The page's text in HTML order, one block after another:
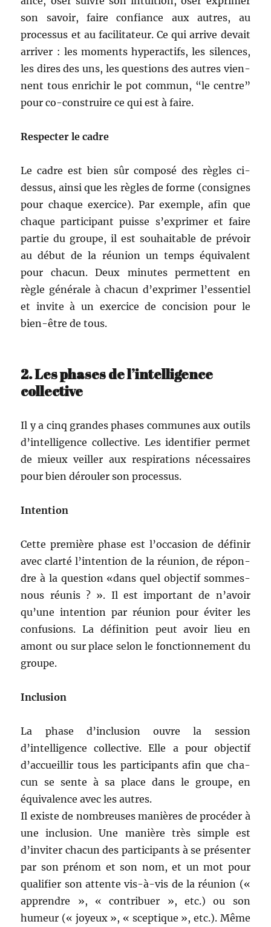
son savoir, faire con­fi­ance aux autres, au
proces­sus et au facil­i­ta­teur. Ce qui arrive devait
arriv­er : les moments hyper­ac­t­ifs, les silences,
les dires des uns, les ques­tions des autres vien­
nent tous enrichir le pot com­mun, “le cen­tre”
pour co-con­stru­ire ce qui est à faire.
Respecter le cadre
Le cadre est bien sûr com­posé des règles ci-
dessus, ain­si que les règles de forme (con­signes
pour chaque exer­ci­ce). Par exem­ple, afin que
chaque par­tic­i­pant puisse s’exprimer et faire
par­tie du groupe, il est souhaitable de prévoir
au début de la réu­nion un temps équiv­a­lent
pour cha­cun. Deux min­utes per­me­t­tent en
règle générale à cha­cun d’exprimer l’essentiel
et invite à un exer­ci­ce de con­ci­sion pour le
bien-être de tous.
2. Les phases de l’intelligence
collective
Il y a cinq grandes phas­es com­munes aux out­ils
d’intelligence col­lec­tive. Les iden­ti­fi­er per­met
de mieux veiller aux res­pi­ra­tions néces­saires
pour bien dérouler son processus.
Inten­tion
Cette pre­mière phase est l’occasion de définir
avec clarté l’intention de la réu­nion, de répon­
dre à la ques­tion «dans quel objec­tif sommes-
nous réu­nis ? ». Il est impor­tant de n’avoir
qu’une inten­tion par réu­nion pour éviter les
con­fu­sions. La déf­i­ni­tion peut avoir lieu en
amont ou sur place selon le fonc­tion­nement du
groupe.
Inclu­sion
La phase d’inclusion ouvre la ses­sion
d’intelligence col­lec­tive. Elle a pour objec­tif
d’accueillir tous les par­tic­i­pants afin que cha­
cun se sente à sa place dans le groupe, en
équiv­a­lence avec les autres.
Il existe de nom­breuses manières de procéder à
une inclu­sion. Une manière très sim­ple est
d’inviter cha­cun des par­tic­i­pants à se présen­ter
par son prénom et son nom, et un mot pour
qual­i­fi­er son attente vis-à-vis de la réu­nion («
appren­dre », « con­tribuer », etc.) ou son
humeur (« joyeux », « scep­tique », etc.). Même